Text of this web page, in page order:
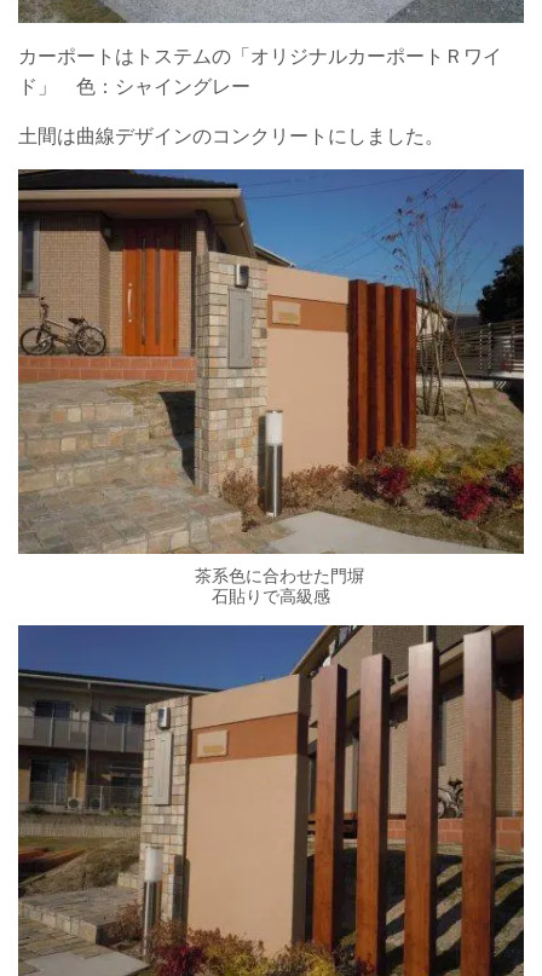
カーポートはトステムの「オリジナルカーポートＲワイ
ド」 色：シャイングレー
土間は曲線デザインのコンクリートにしました。
茶系色に合わせた門塀
石貼りで高級感